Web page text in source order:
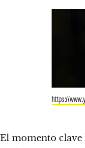
https://
El momento clave